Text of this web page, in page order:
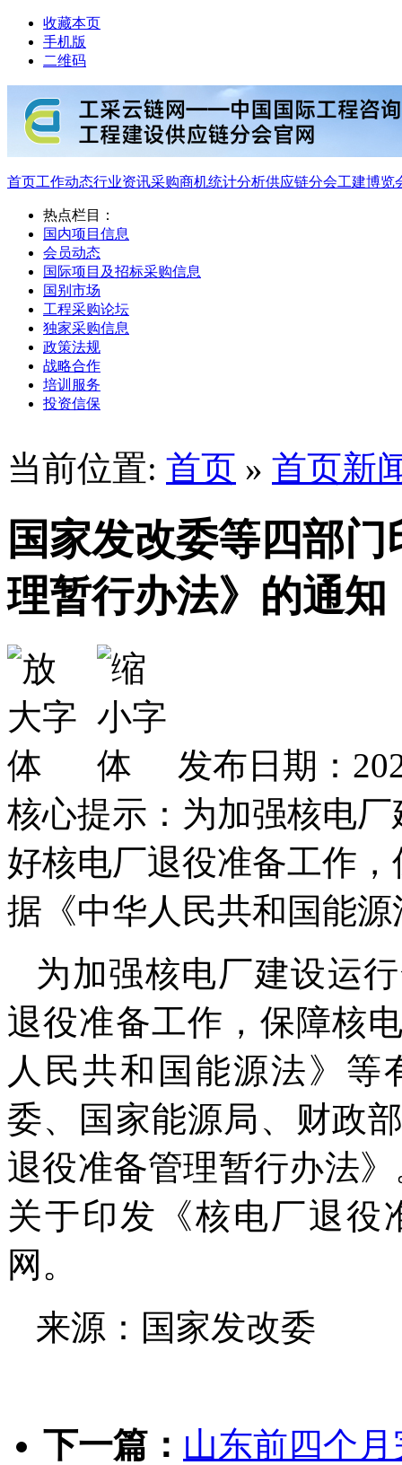
收藏本页
手机版
二维码
首页工作动态行业资讯采购商机统计分析供应链分会工建博览
热点栏目：
国内项目信息
会员动态
国际项目及招标采购信息
国别市场
工程采购论坛
独家采购信息
政策法规
战略合作
培训服务
投资信保
当前位置: 首页 » 首页新
国家发改委等四部
理暂行办法》的通知
发布日期：
核心提示：为加强核电
好核电厂退役准备工作
据《中华人民共和国能
为加强核电厂建设运
退役准备工作，保障核
人民共和国能源法》
委、国家能源局、财政
退役准备管理暂行办法
关于印发《核电厂退役
网。
来源：国家发改委
下一篇： 山东前四个